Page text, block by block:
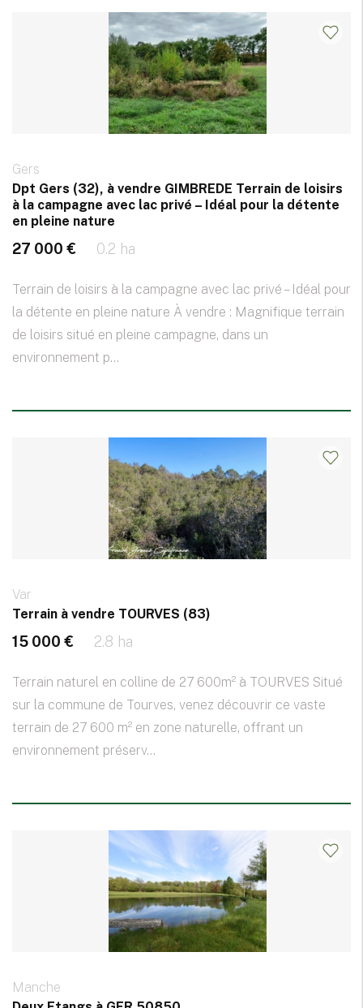
Gers
Dpt Gers (32), à vendre GIMBREDE Terrain de loisirs
à la campagne avec lac privé – Idéal pour la détente
en pleine nature
27 000 € 0.2 ha
Terrain de loisirs à la campagne avec lac privé – Idéal pour
la détente en pleine nature À vendre : Magnifique terrain
de loisirs situé en pleine campagne, dans un
environnement p...
Var
Terrain à vendre TOURVES (83)
15 000 € 2.8 ha
Terrain naturel en colline de 27 600m² à TOURVES Situé
sur la commune de Tourves, venez découvrir ce vaste
terrain de 27 600 m² en zone naturelle, offrant un
environnement préserv...
Manche